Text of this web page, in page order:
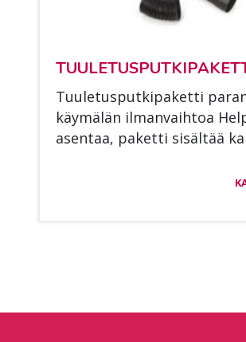
Tuu­le­tus­put­ki­pa­ket­ti
käy­mä­län il­man­vaih­toa
asen­taa, pa­ket­ti si­säl­tää